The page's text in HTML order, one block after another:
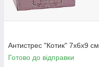
Антистрес "Котик" 7х6х9 см
Готово до відправки